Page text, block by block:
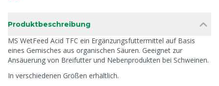
Produktbeschreibung
MS WetFeed Acid TFC ein Ergänzungsfuttermittel auf Basis
eines Gemisches aus organischen Säuren. Geeignet zur
Ansäuerung von Breifutter und Nebenprodukten bei Schweinen.
In verschiedenen Größen erhältlich.